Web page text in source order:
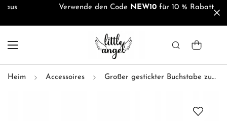
Verwende den Code NEW10für 10 % Rabatt
Heim Accessoires Großer gestickter Buchstabe zum Aufnähen